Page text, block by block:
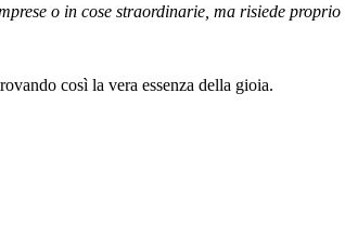
o in cose straordinarie, ma risiede proprio
così la vera essenza della gioia.